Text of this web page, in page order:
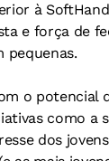
à
e força de
pequenas.
o potencial
como a
dos